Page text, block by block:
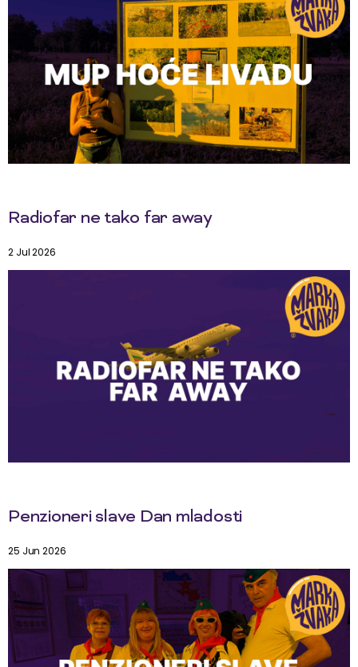
Radiofar ne tako far away
2 Jul 2026
Penzioneri slave Dan mladosti
25 Jun 2026